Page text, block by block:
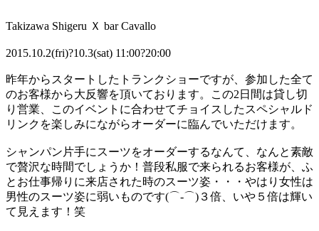
Takizawa Shigeru Ｘ bar Cavallo
2015.10.2(fri)?10.3(sat) 11:00?20:00
昨年からスタートしたトランクショーですが、参加した全て
のお客様から大反響を頂いております。この2日間は貸し切
り営業、このイベントに合わせてチョイスしたスペシャルド
リンクを楽しみにながらオーダーに臨んでいただけます。
シャンパン片手にスーツをオーダーするなんて、なんと素敵
で贅沢な時間でしょうか！普段私服で来られるお客様が、ふ
とお仕事帰りに来店された時のスーツ姿・・・やはり女性は
男性のスーツ姿に弱いものです(⌒-⌒)３倍、いや５倍は輝い
て見えます！笑